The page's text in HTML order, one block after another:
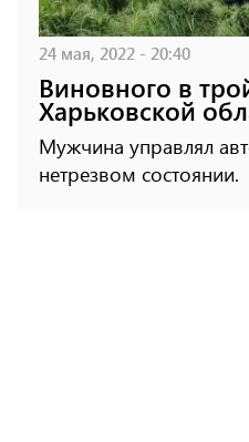
24 мая, 2022 - 20:40
Виновного в
Харьковской
Мужчина управлял
нетрезвом состоянии.